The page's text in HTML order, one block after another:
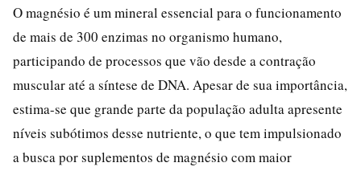
O magnésio é um mineral essencial para o funcionamento
de mais de 300 enzimas no organismo humano,
participando de processos que vão desde a contração
muscular até a síntese de DNA. Apesar de sua importância,
estima-se que grande parte da população adulta apresente
níveis subótimos desse nutriente, o que tem impulsionado
a busca por suplementos de magnésio com maior